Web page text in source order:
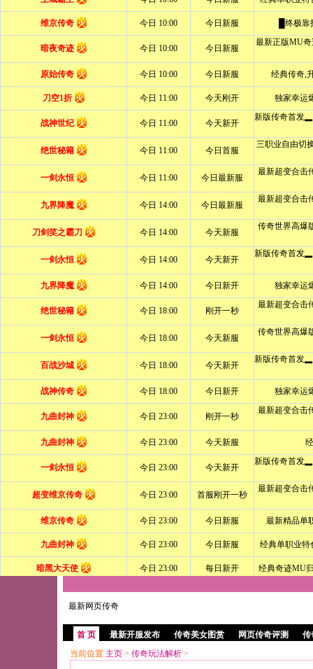
最新网页传奇
首 页 最新开服发布 传奇美女图赏 网页传奇评测
传
当前位置 主页 > 传奇玩法解析 >